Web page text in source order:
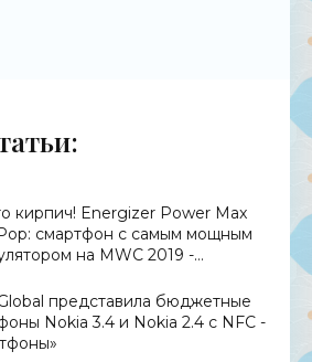
кирпич! Energizer Power Max
смартфон с самым мощным
на MWC 2019 -
представила бюджетные
Nokia 3.4 и Nokia 2.4 с NFC -